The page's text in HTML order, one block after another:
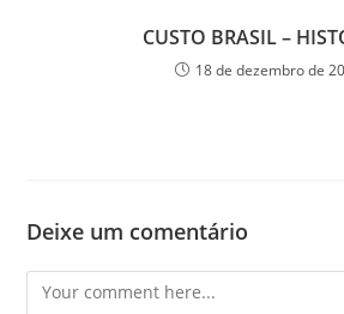
CUSTO BRASIL –
18 de dezembro de
Deixe um comentário